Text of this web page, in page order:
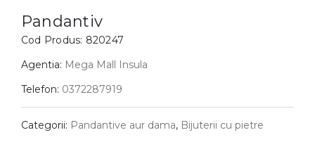
Cercei
Bratari
Coliere
Lanturi
Pandantive
Pandantiv
Cod Produs: 820247
Agentia: Mega Mall Insula
Telefon: 0372287919
Categorii: Pandantive aur dama, Bijuterii cu pietre